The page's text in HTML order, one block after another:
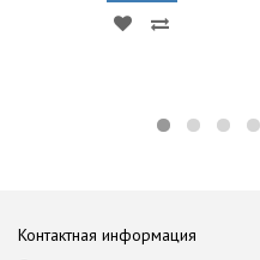
Контактная информация